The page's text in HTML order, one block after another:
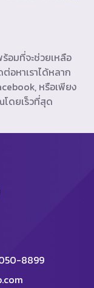
อมที่จะช่วยเหลือ
อหาเราได้หลาก
หรือเพียง
ดยเร็วที่สุด
8899